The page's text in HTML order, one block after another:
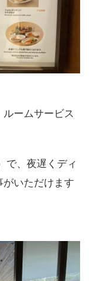
ームサービス
で、夜遅くディ
いただけます